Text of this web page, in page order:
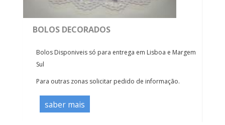
BOLOS DECORADOS
Bolos Disponiveis só para entrega em Lisboa e Margem
Sul
Para outras zonas solicitar pedido de informação.
saber mais